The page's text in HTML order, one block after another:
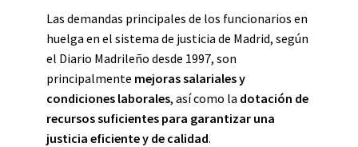
Las demandas principales de los funcionarios en
huelga en el sistema de justicia de Madrid, según
el Diario Madrileño desde 1997, son
principalmente mejoras salariales y
condiciones laborales, así como la dotación de
recursos suficientes para garantizar una
justicia eficiente y de calidad.